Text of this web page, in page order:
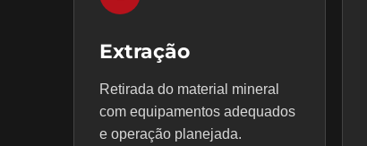
Extração
Retirada do material mineral
com equipamentos adequados
e operação planejada.